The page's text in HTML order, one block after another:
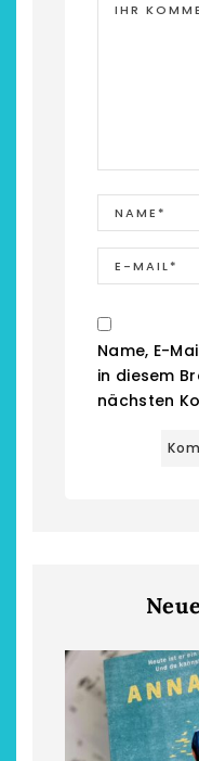
Hofcafés
Niederrhein
Name, E-
in diesem
nächsten